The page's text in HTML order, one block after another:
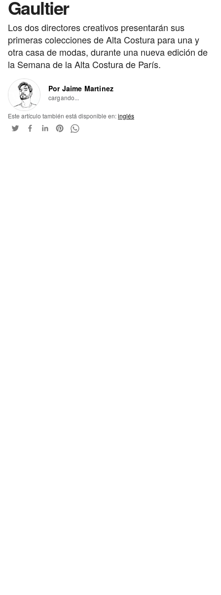
Gaultier
Los dos directores creativos presentarán sus
primeras colecciones de Alta Costura para una y
otra casa de modas, durante una nueva edición de
la Semana de la Alta Costura de París.
Por Jaime Martinez
cargando...
Este artículo también está disponible en:inglés